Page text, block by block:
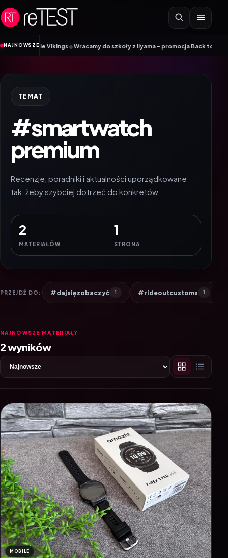
Przejdź do treści
NAJNOWSZE
Vikings• Wracamy do szkoły z iiyama – promocja Back to School na
TEMAT
#smartwatch
premium
Recenzje, poradniki i aktualności uporządkowane
tak, żeby szybciej dotrzeć do konkretów.
2
MATERIAŁÓW
1
STRONA
PRZEJDŹ DO: #dajsięzobaczyć 1 #rideoutcustoms 1
NAJNOWSZE MATERIAŁY
2 wyników
MOBILE